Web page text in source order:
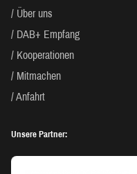
Über uns
DAB+ Empfang
Kooperationen
Mitmachen
Anfahrt
Unsere Partner: